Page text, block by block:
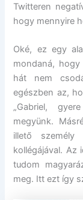
Twitteren
hogy mennyire
Oké, ez egy
mondaná,
hát nem
egészben az,
„Gabriel,
megyünk.
illető személy
kollégájával. Az
tudom
meg. Itt ezt így